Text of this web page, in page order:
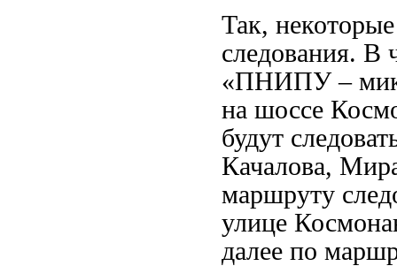
Так,
следования. В
«ПНИПУ –
на шоссе
будут
Качалова,
маршруту
улице
далее по